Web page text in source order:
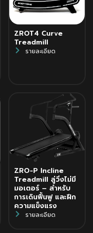
ZROT4 Curve
Treadmill
รายละเอียด
ZRO-P Incline
Treadmill ลู่วิ่งไม่มี
มอเตอร์ – สำหรับ
การเดินฟื้นฟู และฝึก
ความแข็งแรง
รายละเอียด